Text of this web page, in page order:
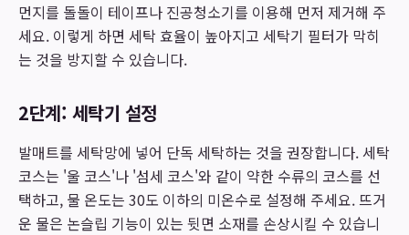
먼지를 돌돌이 테이프나 진공청소기를 이용해 먼저 제거해 주
세요. 이렇게 하면 세탁 효율이 높아지고 세탁기 필터가 막히
는 것을 방지할 수 있습니다.
2단계: 세탁기 설정
발매트를 세탁망에 넣어 단독 세탁하는 것을 권장합니다. 세탁
코스는 '울 코스'나 '섬세 코스'와 같이 약한 수류의 코스를 선
택하고, 물 온도는 30도 이하의 미온수로 설정해 주세요. 뜨거
운 물은 논슬립 기능이 있는 뒷면 소재를 손상시킬 수 있습니